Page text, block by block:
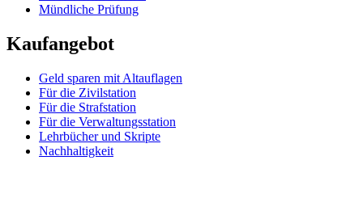
Mündliche Prüfung
Kaufangebot
Geld sparen mit Altauflagen
Für die Zivilstation
Für die Strafstation
Für die Verwaltungsstation
Lehrbücher und Skripte
Nachhaltigkeit